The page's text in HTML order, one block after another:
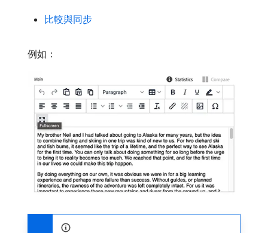
比較與同步
例如：